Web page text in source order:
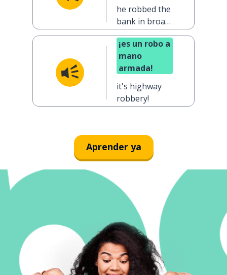
he robbed the
bank in broad
daylight
¡es un robo a
mano
armada!
it's highway
robbery!
Aprender ya